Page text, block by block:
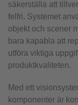
säkerställa att
felfri. Systemet
objekt och scener
bara kapabla att
utföra viktiga
produktkvaliteten.
Med ett
komponenter är